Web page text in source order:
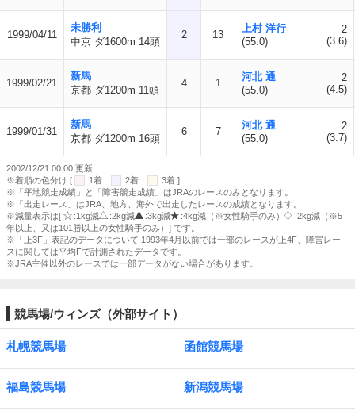
1999/04/11
未勝利
中京 ダ1600m 14頭
2 13
上村 洋行
(55.0)
2
(3.6)
1999/02/21
新馬
京都 ダ1200m 11頭
4 1
河北 通
(55.0)
2
(4.5)
1999/01/31
新馬
京都 ダ1200m 16頭
6 7
河北 通
(55.0)
2
(3.7)
2002/12/21 00:00 更新
※着順の色分け [
:1着 :2着
:3着 ]
※「平地競走成績」と「障害競走成績」はJRAのレースのみとなります。
※「出走レース」はJRA、地方、海外で出走したレースの成績となります。
※減量表示は[
:1kg減 :2kg減 :3kg減 :4kg減（※女性騎手のみ）
:2kg減（※5
年以上、又は101勝以上の女性騎手のみ）] です。
※「上3F」表記のデータについて 1993年4月以前では一部のレースが上4F、障害レー
スに関しては平均Fで計測されたデータです。
※JRA主催以外のレースでは一部データがない場合があります。
競馬場/ウィンズ（外部サイト）
札幌競馬場 函館競馬場
福島競馬場 新潟競馬場